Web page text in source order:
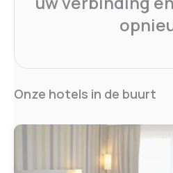
Onze hotels in de buurt